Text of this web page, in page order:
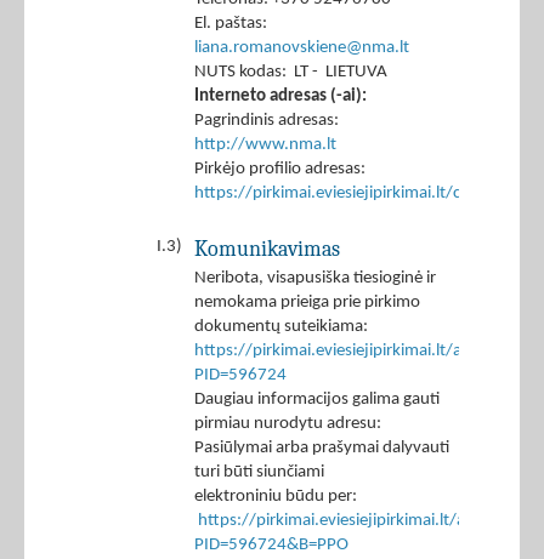
El. paštas:
liana.romanovskiene@nma.lt
NUTS kodas: LT - LIETUVA
Interneto adresas (-ai):
Pagrindinis adresas:
http://www.nma.lt
Pirkėjo profilio adresas:
https://pirkimai.eviesiejipirkimai.lt/ctm/
I.3) Komunikavimas
Neribota, visapusiška tiesioginė ir
nemokama prieiga prie pirkimo
dokumentų suteikiama:
https://pirkimai.eviesiejipirkimai.lt/app/rfq/
PID=596724
Daugiau informacijos galima gauti
pirmiau nurodytu adresu:
Pasiūlymai arba prašymai dalyvauti
turi būti siunčiami
elektroniniu būdu per:
https://pirkimai.eviesiejipirkimai.lt/app/rfq/
PID=596724&B=PPO